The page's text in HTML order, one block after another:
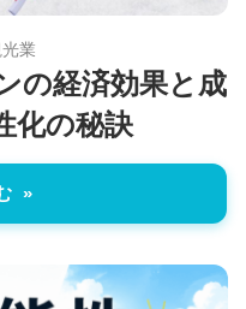
業
の経済効果と成
化の秘訣